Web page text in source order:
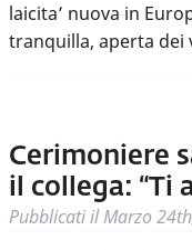
laicita’ nuova in
tranquilla, aperta dei
Cerimoniere
il collega: “Ti
Pubblicati ilMarzo